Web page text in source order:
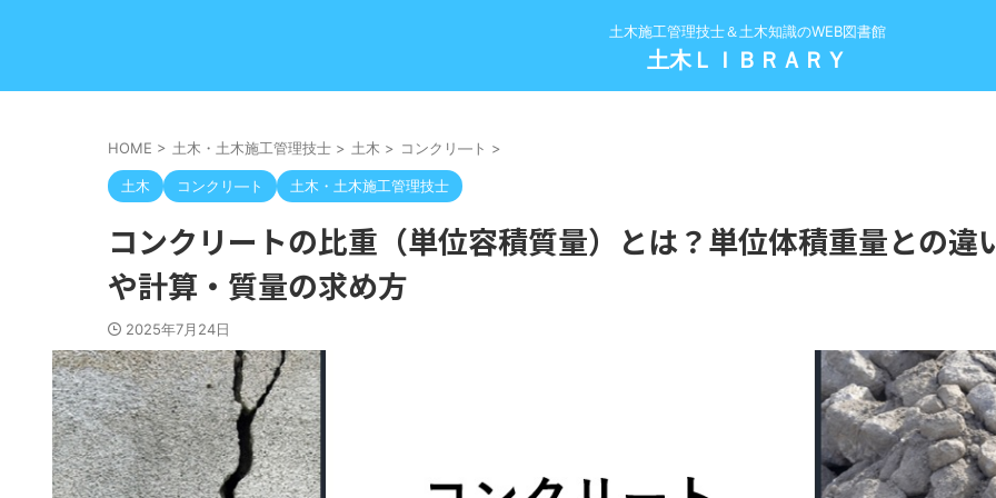
土木施工管理技士＆土木知識のWEB図書館
土木ＬＩＢＲＡＲＹ
HOME > 土木・土木施工管理技士 > 土木 > コンクリ―ト >
土木 コンクリ―ト 土木・土木施工管理技士
コンクリートの比重（単位容積質量）とは？単位体積重量との違
や計算・質量の求め方
2025年7月24日